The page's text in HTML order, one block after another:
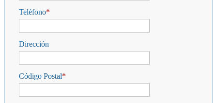
Teléfono
Dirección
Código Postal